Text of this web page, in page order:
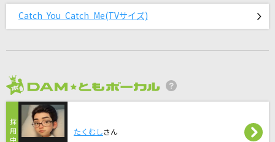
涼宮ハルヒ(CV.平野綾)
夏色
ハリケーン
Catch You Catch Me(TVサイズ)
たくむしさん